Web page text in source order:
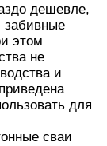
дешевле,
забивные
этом
не
и
для
сваи